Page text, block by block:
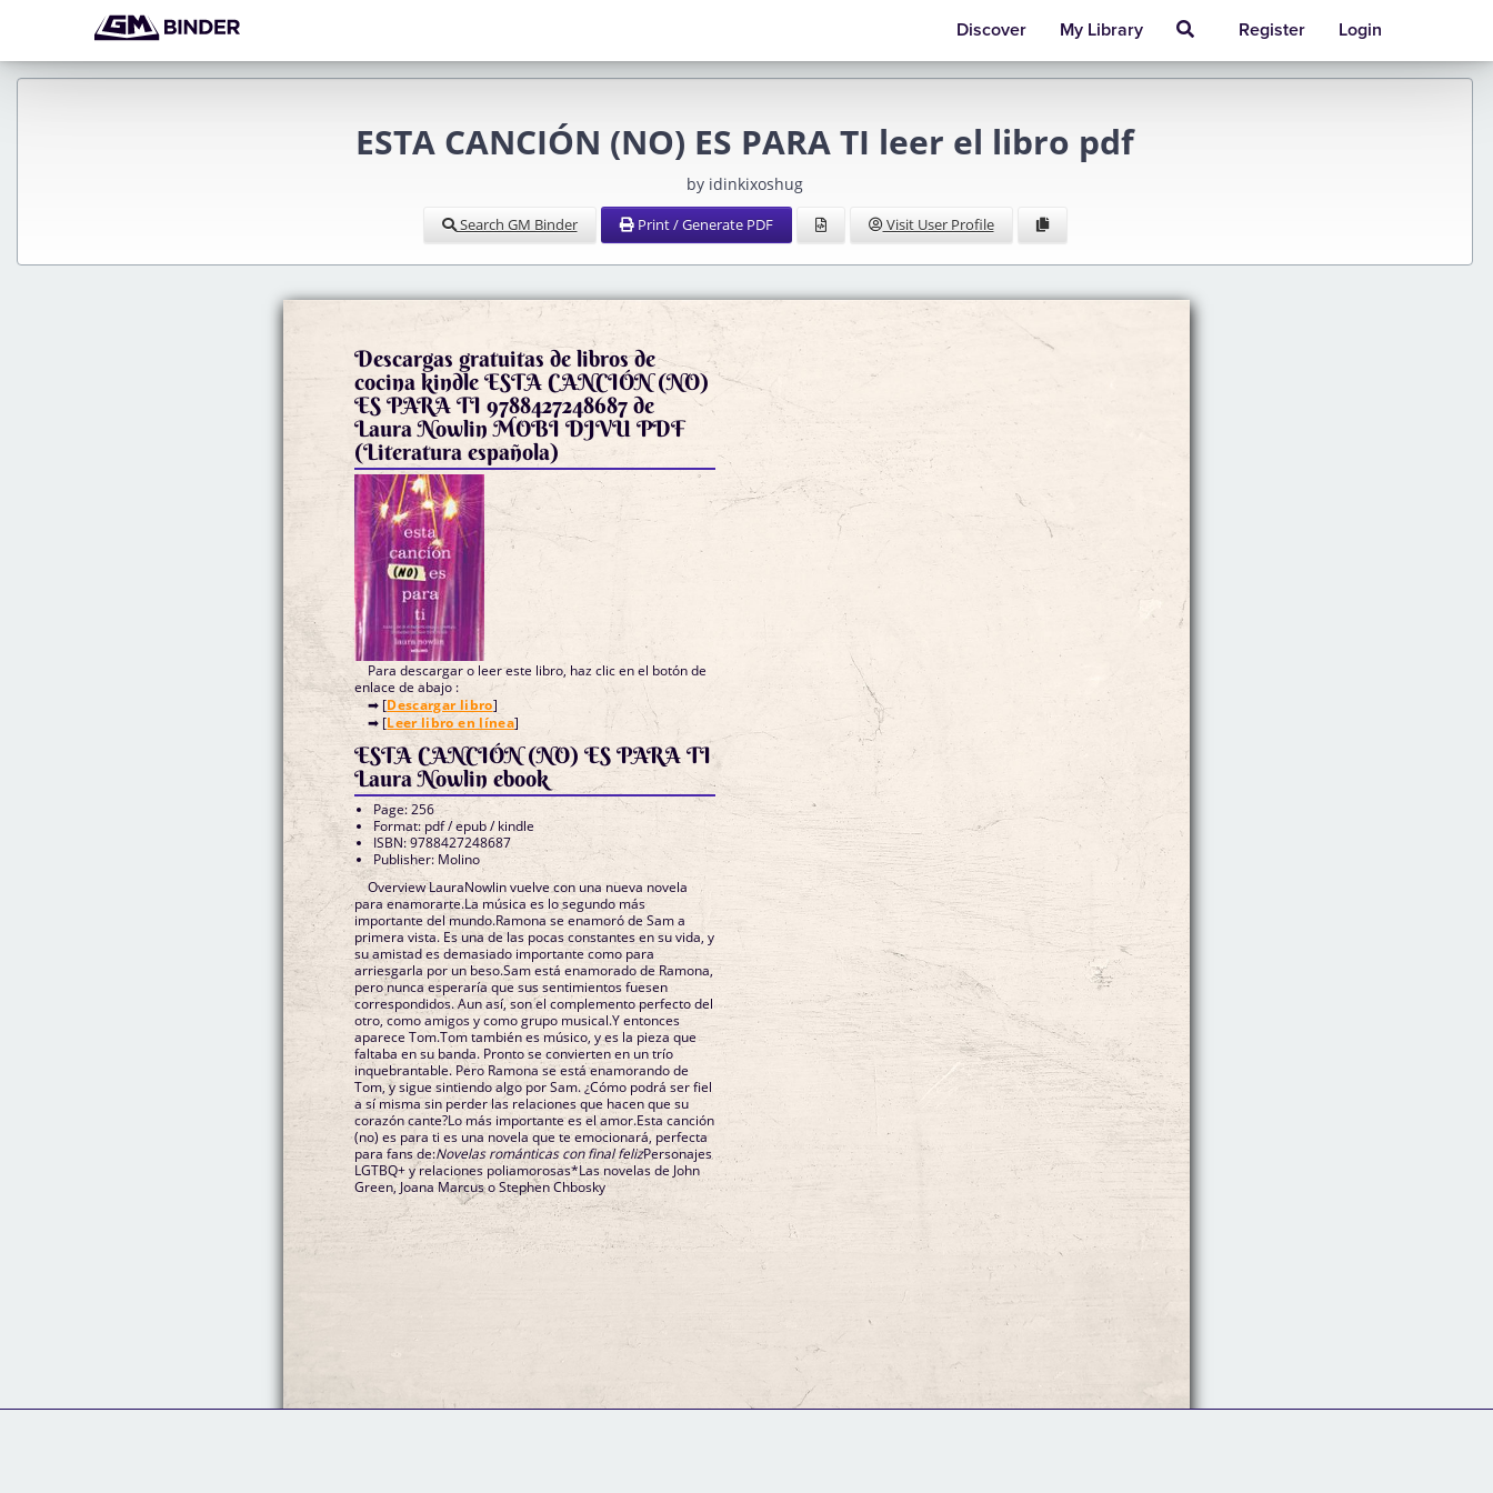
Discover My Library Register Login
ESTA CANCIÓN (NO) ES PARA TI leer el libro pdf
by idinkixoshug
Search GM Binder Print / Generate PDF Visit User Profile
Descargas gratuitas de libros de
cocina kindle ESTA CANCIÓN (NO)
ES PARA TI 9788427248687 de
Laura Nowlin MOBI DJVU PDF
(Literatura española)
Para descargar o leer este libro, haz clic en el botón de
enlace de abajo :
➡ [Descargar libro]
➡ [Leer libro en línea]
ESTA CANCIÓN (NO) ES PARA TI
Laura Nowlin ebook
Page: 256
Format: pdf / epub / kindle
ISBN: 9788427248687
Publisher: Molino
Overview LauraNowlin vuelve con una nueva novela
para enamorarte.La música es lo segundo más
importante del mundo.Ramona se enamoró de Sam a
primera vista. Es una de las pocas constantes en su vida, y
su amistad es demasiado importante como para
arriesgarla por un beso.Sam está enamorado de Ramona,
pero nunca esperaría que sus sentimientos fuesen
correspondidos. Aun así, son el complemento perfecto del
otro, como amigos y como grupo musical.Y entonces
aparece Tom.Tom también es músico, y es la pieza que
faltaba en su banda. Pronto se convierten en un trío
inquebrantable. Pero Ramona se está enamorando de
Tom, y sigue sintiendo algo por Sam. ¿Cómo podrá ser fiel
a sí misma sin perder las relaciones que hacen que su
corazón cante?Lo más importante es el amor.Esta canción
(no) es para ti es una novela que te emocionará, perfecta
para fans de:Novelas románticas con final felizPersonajes
LGTBQ+ y relaciones poliamorosas*Las novelas de John
Green, Joana Marcus o Stephen Chbosky